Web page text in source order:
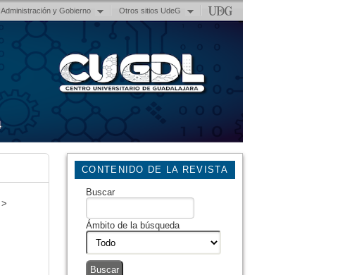
Administración y Gobierno Otros sitios UdeG
CONTENIDO DE LA REVISTA
Buscar
Ámbito de la búsqueda
>